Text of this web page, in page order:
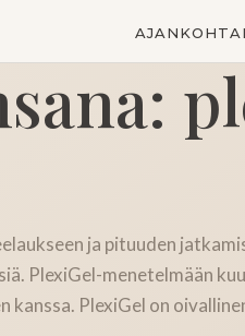
ja pituuden
PlexiGel-menetelmään
PlexiGel on